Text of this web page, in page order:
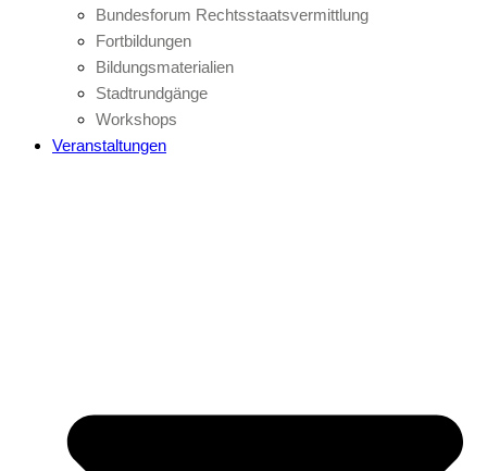
Bundesforum Rechtsstaatsvermittlung
Fortbildungen
Bildungsmaterialien
Stadtrundgänge
Workshops
Veranstaltungen